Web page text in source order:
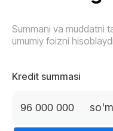
Summani va muddatni
umumiy foizni
Kredit summasi
so'm